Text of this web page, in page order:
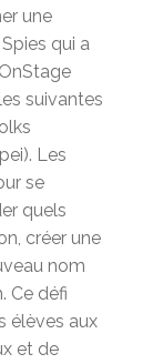
une
qui a
suivantes
Les
se
quels
créer une
nom
Ce défi
élèves aux
et de